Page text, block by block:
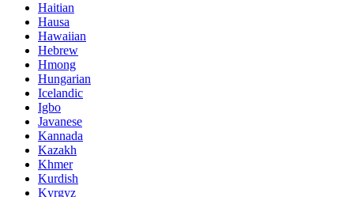
Haitian
Hausa
Hawaiian
Hebrew
Hmong
Hungarian
Icelandic
Igbo
Javanese
Kannada
Kazakh
Khmer
Kurdish
Kyrgyz